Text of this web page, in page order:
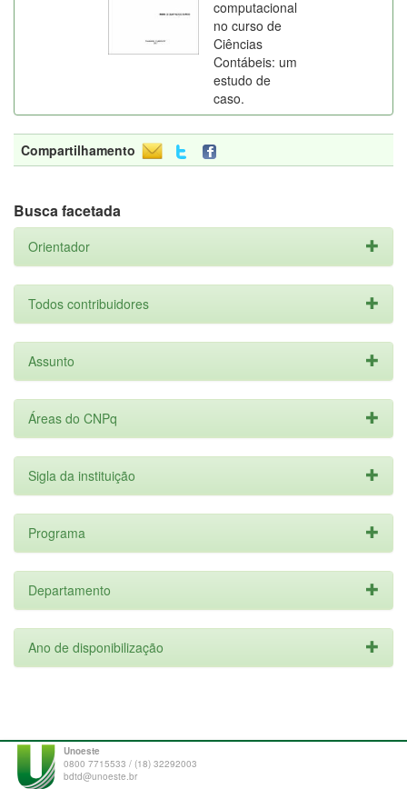
computacional
no curso de
Ciências
Contábeis: um
estudo de
caso.
Compartilhamento
Busca facetada
Orientador
Todos contribuidores
Assunto
Áreas do CNPq
Sigla da instituição
Programa
Departamento
Ano de disponibilização
Unoeste
0800 7715533 / (18) 32292003
bdtd@unoeste.br